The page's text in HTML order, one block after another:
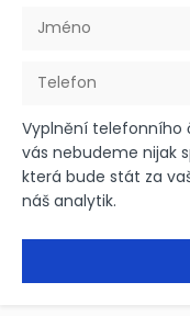
Vyplnění telefonního
vás nebudeme nijak
která bude stát za
náš analytik.